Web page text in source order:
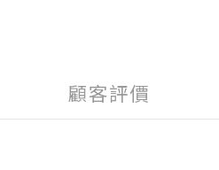
顧客評價